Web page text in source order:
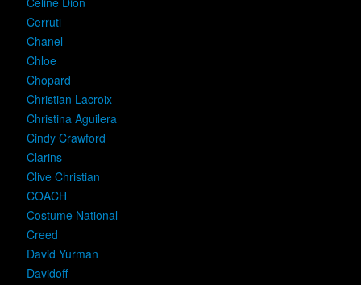
Cerruti
Chanel
Chloe
Chopard
Christian Lacroix
Christina Aguilera
Cindy Crawford
Clarins
Clive Christian
COACH
Costume National
Creed
David Yurman
Davidoff